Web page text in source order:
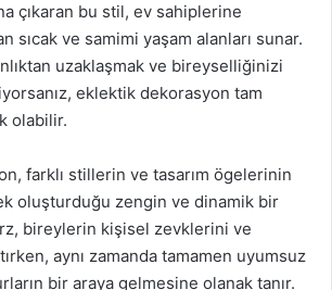
çıkaran bu stil, ev sahiplerine
sıcak ve samimi yaşam alanları sunar.
uzaklaşmak ve bireyselliğinizi
eklektik dekorasyon tam
olabilir.
farklı stillerin ve tasarım ögelerinin
oluşturduğu zengin ve dinamik bir
bireylerin kişisel zevklerini ve
aynı zamanda tamamen uyumsuz
bir araya gelmesine olanak tanır.